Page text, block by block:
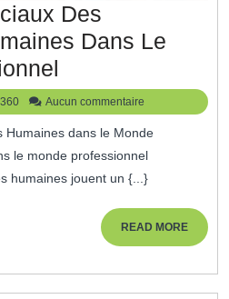
Des
Dans Le
Enjeux
Cruciaux
Des
Ressources
Humaines
Dans
training360
Aucun commentaire
le monde professionnel
humaines jouent un {...}
READ MOREREAD
MORE